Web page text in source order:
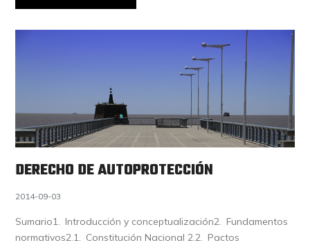
DERECHO DE AUTOPROTECCIÓN
2014-09-03
Sumario1. Introducción y conceptualización2. Fundamentos
normativos2.1. Constitución Nacional 2.2. Pactos